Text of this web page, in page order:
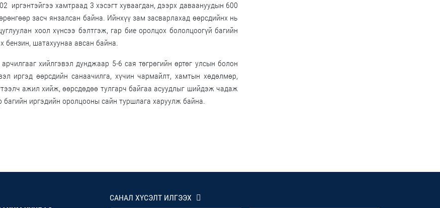
хамтраад 3 хэсэгт хуваагдан, дээрх даваануудын 600
засч янзалсан байна. Ийнхүү зам засварлахад өөрсдийнх нь
хоол хүнсээ бэлтгэж, гар бие оролцох бололцоогүй багийн
бензин, шатахуунаа авсан байна.
хийлгэвэл дунджаар 5-6 сая төгрөгийн өртөг улсын болон
иргэд өөрсдийн санаачилга, хүчин чармайлт, хамтын хөдөлмөр,
ажил хийж, өөрсдөдөө тулгарч байгаа асуудлыг шийдэж чадаж
иргэдийн оролцооны сайн туршлага харуулж байна.
САНАЛ ХҮСЭЛТ ИЛГЭЭХ